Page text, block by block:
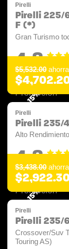
Pirelli
Pirelli 225/
F (*)
Gran Turismo
4.8
-15%
$5,532.00
Pirelli
Pirelli 235/
Alto
4.8
-15%
$3,438.00
$2,922.30
Pirelli
Pirelli 235/
Crossover/Suv
Touring AS)